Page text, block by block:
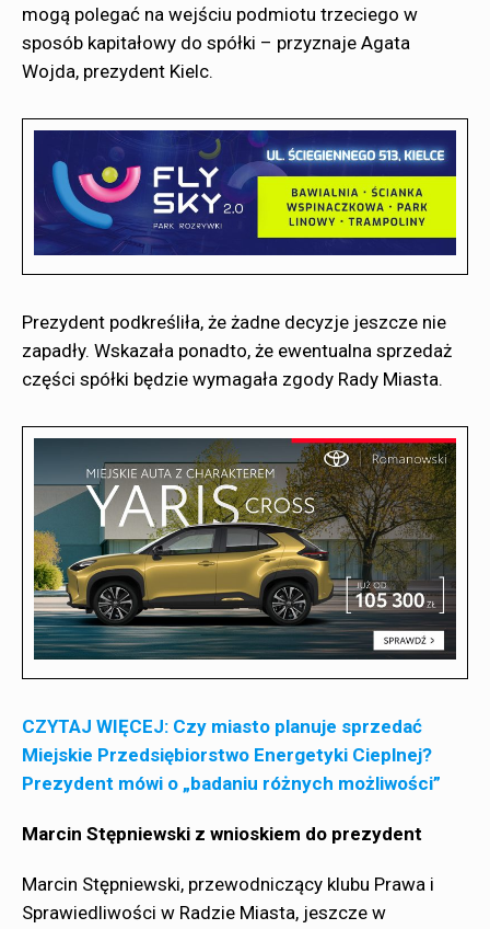
mogą polegać na wejściu podmiotu trzeciego w
sposób kapitałowy do spółki – przyznaje Agata
Wojda, prezydent Kielc.
Prezydent podkreśliła, że żadne decyzje jeszcze nie
zapadły. Wskazała ponadto, że ewentualna sprzedaż
części spółki będzie wymagała zgody Rady Miasta.
CZYTAJ WIĘCEJ: Czy miasto planuje sprzedać
Miejskie Przedsiębiorstwo Energetyki Cieplnej?
Prezydent mówi o „badaniu różnych możliwości”
Marcin Stępniewski z wnioskiem do prezydent
Marcin Stępniewski, przewodniczący klubu Prawa i
Sprawiedliwości w Radzie Miasta, jeszcze w